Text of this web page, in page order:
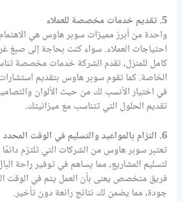
5. تقديم خدمات مخصصة للعملاء
واحدة من أبرز مميزات سوبر هاوس هي الاهتمام
احتياجات العملاء. سواء كنت بحاجة إلى صبغ
كامل للمنزل، تقدم الشركة خدمات مخصصة
الخاصة. كما تقوم سوبر هاوس بتقديم
في اختيار الأنسب لك من حيث الألوان
تقديم الحلول التي تتناسب مع ميزانيتك.
6. التزام بالمواعيد والتسليم في الوقت المحدد
تعتبر سوبر هاوس من الشركات التي تلتزم دائمًا
لتسليم المشاريع، مما يساهم في توفير راحة
فريق متخصص يعنى بأن العمل يتم في الوقت
جودة، مما يضمن لك نتائج رائعة دون تأخير.